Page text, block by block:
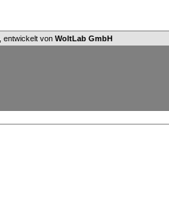
, entwickelt von WoltLab GmbH